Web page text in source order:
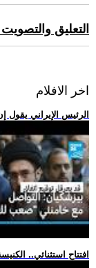
التعليق
اخر الافلام
.. الرئيس الإيراني
.. افتتاح استثنائي..